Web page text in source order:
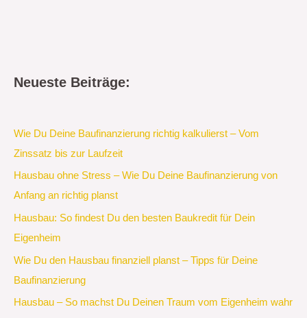
Neueste Beiträge:
Wie Du Deine Baufinanzierung richtig kalkulierst – Vom
Zinssatz bis zur Laufzeit
Hausbau ohne Stress – Wie Du Deine Baufinanzierung von
Anfang an richtig planst
Hausbau: So findest Du den besten Baukredit für Dein
Eigenheim
Wie Du den Hausbau finanziell planst – Tipps für Deine
Baufinanzierung
Hausbau – So machst Du Deinen Traum vom Eigenheim wahr